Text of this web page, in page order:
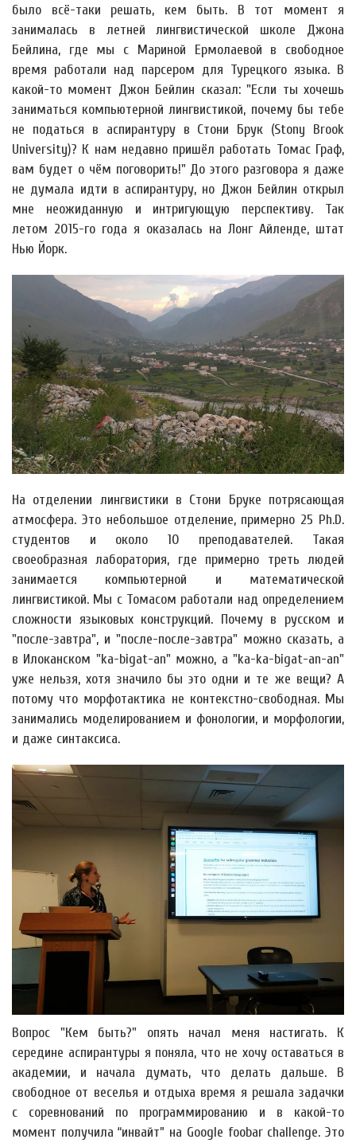
было всё-таки решать, кем быть. В тот момент я
занималась в летней лингвистической школе Джона
Бейлина, где мы с Мариной Ермолаевой в свободное
время работали над парсером для Турецкого языка. В
какой-то момент Джон Бейлин сказал: "Если ты хочешь
заниматься компьютерной лингвистикой, почему бы тебе
не податься в аспирантуру в Стони Брук (Stony Brook
University)? К нам недавно пришёл работать Томас Граф,
вам будет о чём поговорить!" До этого разговора я даже
не думала идти в аспирантуру, но Джон Бейлин открыл
мне неожиданную и интригующую перспективу. Так
летом 2015-го года я оказалась на Лонг Айленде, штат
Нью Йорк.
На отделении лингвистики в Стони Бруке потрясающая
атмосфера. Это небольшое отделение, примерно 25 Ph.D.
студентов и около 10 преподавателей. Такая
своеобразная лаборатория, где примерно треть людей
занимается компьютерной и математической
лингвистикой. Мы с Томасом работали над определением
сложности языковых конструкций. Почему в русском и
"после-завтра", и "после-после-завтра" можно сказать, а
в Илоканском "ka-bigat-an" можно, а "ka-ka-bigat-an-an"
уже нельзя, хотя значило бы это одни и те же вещи? А
потому что морфотактика не контекстно-свободная. Мы
занимались моделированием и фонологии, и морфологии,
и даже синтаксиса.
Вопрос "Кем быть?" опять начал меня настигать. К
середине аспирантуры я поняла, что не хочу оставаться в
академии, и начала думать, что делать дальше. В
свободное от веселья и отдыха время я решала задачки
с соревнований по программированию и в какой-то
момент получила “инвайт” на Google foobar challenge. Это